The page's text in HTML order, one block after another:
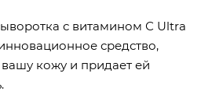
с витамином С Ultra
средство,
кожу и придает ей